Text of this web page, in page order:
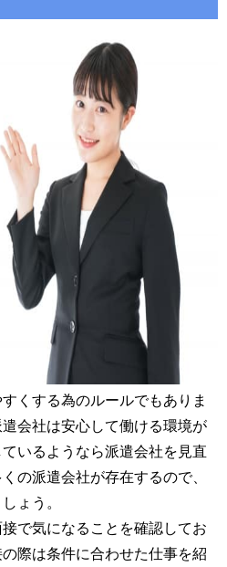
くする為のルールでもありま
会社は安心して働ける環境が
いるようなら派遣会社を見直
の派遣会社が存在するので、
ょう。
で気になることを確認してお
際は条件に合わせた仕事を紹